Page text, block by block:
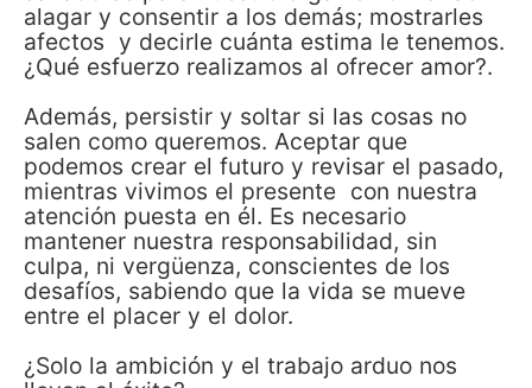
alagar y consentir a los demás; mostrarles
afectos y decirle cuánta estima le tenemos.
¿Qué esfuerzo realizamos al ofrecer amor?.
Además, persistir y soltar si las cosas no
salen como queremos. Aceptar que
podemos crear el futuro y revisar el pasado,
mientras vivimos el presente con nuestra
atención puesta en él. Es necesario
mantener nuestra responsabilidad, sin
culpa, ni vergüenza, conscientes de los
desafíos, sabiendo que la vida se mueve
entre el placer y el dolor.
¿Solo la ambición y el trabajo arduo nos